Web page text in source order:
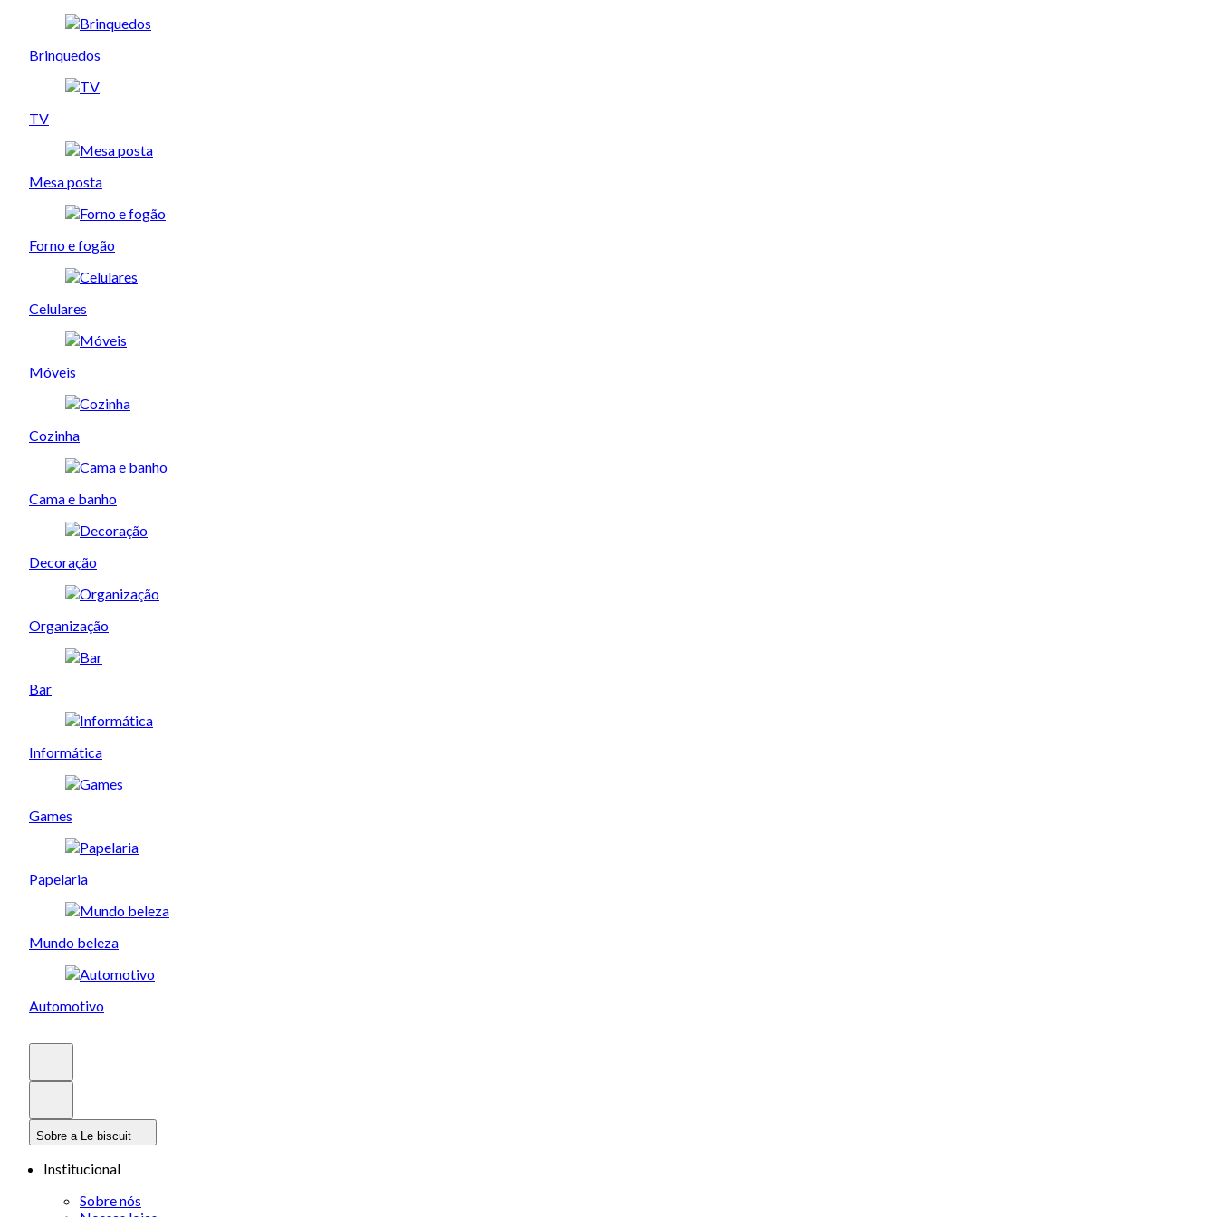
Brinquedos
TV
Mesa posta
Forno e fogão
Celulares
Móveis
Cozinha
Cama e banho
Decoração
Organização
Bar
Informática
Games
Papelaria
Mundo beleza
Automotivo
Sobre a Le biscuit
Institucional
Sobre nós